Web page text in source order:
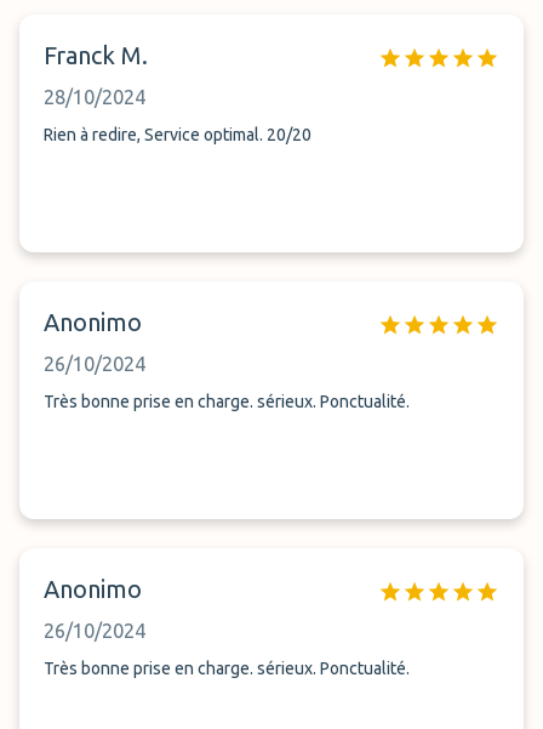
Franck M.
28/10/2024
Rien à redire, Service optimal. 20/20
Anonimo
26/10/2024
Très bonne prise en charge. sérieux. Ponctualité.
Anonimo
26/10/2024
Très bonne prise en charge. sérieux. Ponctualité.